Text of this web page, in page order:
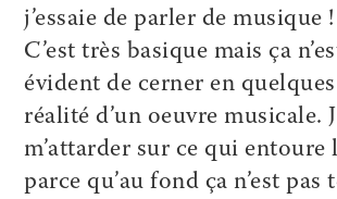
j’essaie de parler de musique
C’est très basique mais ça
évident de cerner en
réalité d’un oeuvre musicale.
m’attarder sur ce qui entoure
parce qu’au fond ça n’est pas